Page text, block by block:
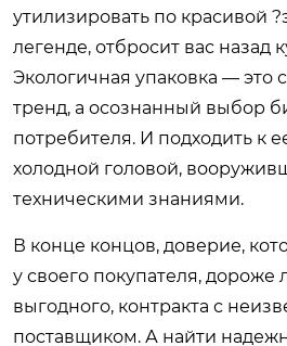
утилизировать по красивой
легенде, отбросит вас назад
Экологичная упаковка — это
тренд, а осознанный выбор
потребителя. И подходить к
холодной головой,
техническими знаниями.
В конце концов, доверие,
у своего покупателя, дороже
выгодного, контракта с
поставщиком. А найти